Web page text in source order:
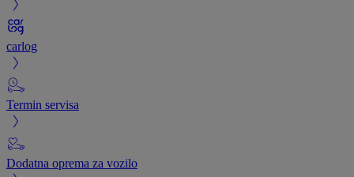
carlog
Termin servisa
Dodatna oprema za vozilo